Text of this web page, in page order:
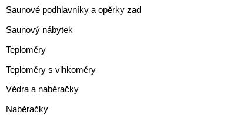
Saunové podhlavníky a opěrky zad
Saunový nábytek
Teploměry
Teploměry s vlhkoměry
Vědra a naběračky
Naběračky